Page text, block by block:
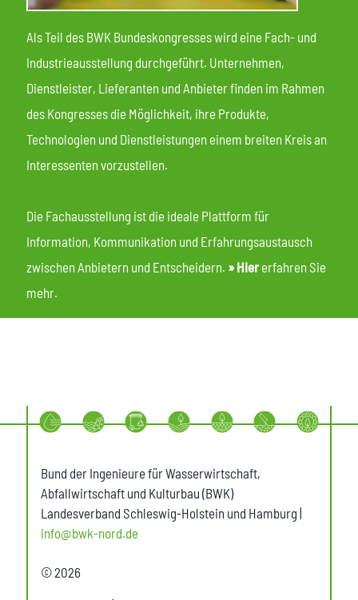
Als Teil des BWK Bundeskongresses wird eine Fach- und
Industrieausstellung durchgeführt. Unternehmen,
Dienstleister, Lieferanten und Anbieter finden im Rahmen
des Kongresses die Möglichkeit, ihre Produkte,
Technologien und Dienstleistungen einem breiten Kreis an
Interessenten vorzustellen.
Die Fachausstellung ist die ideale Plattform für
Information, Kommunikation und Erfahrungsaustausch
zwischen Anbietern und Entscheidern. » Hiererfahren Sie
mehr.
Bund der Ingenieure für Wasserwirtschaft,
Abfallwirtschaft und Kulturbau (BWK)
Landesverband Schleswig-Holstein und Hamburg |
info@bwk-nord.de
© 2026